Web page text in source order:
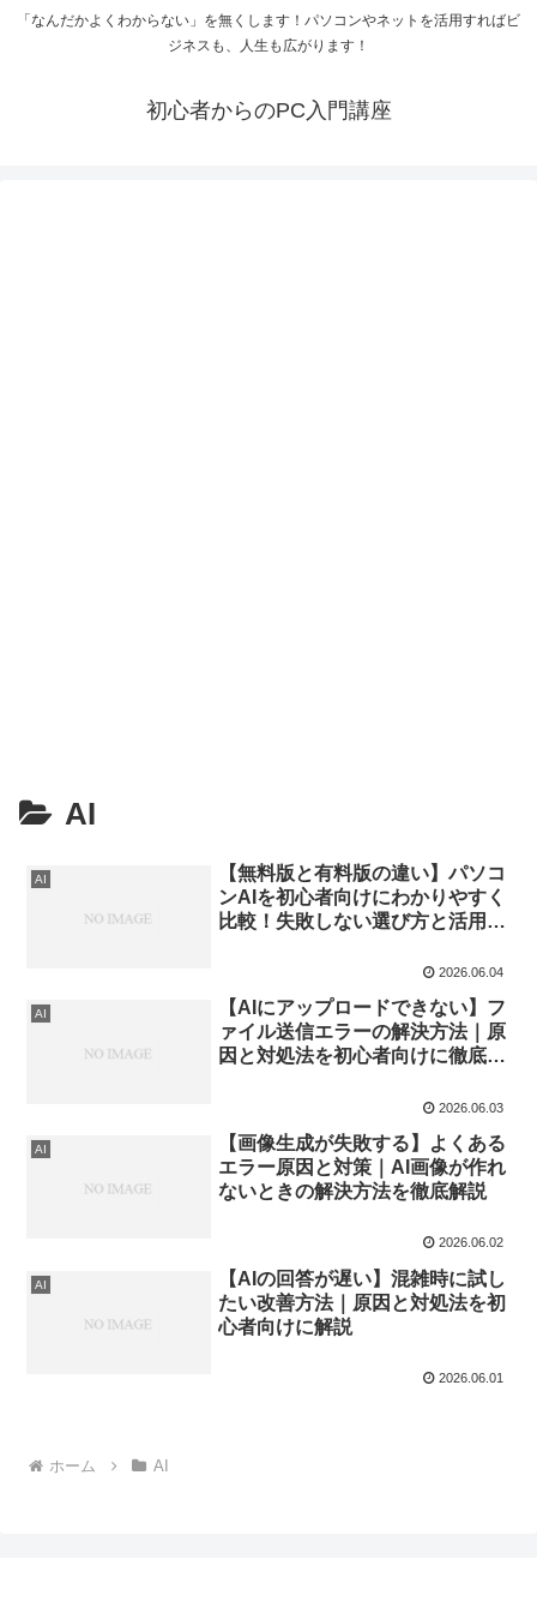
「なんだかよくわからない」を無くします！パソコンやネットを活用すればビ
ジネスも、人生も広がります！
初心者からのPC入門講座
AI
AI
【無料版と有料版の違い】パソコ
ンAIを初心者向けにわかりやすく
比較！失敗しない選び方と活用方
2026.06.04
AI
【AIにアップロードできない】フ
ァイル送信エラーの解決方法｜原
因と対処法を初心者向けに徹底解
2026.06.03
AI
【画像生成が失敗する】よくある
エラー原因と対策｜AI画像が作れ
ないときの解決方法を徹底解説
2026.06.02
AI
【AIの回答が遅い】混雑時に試し
たい改善方法｜原因と対処法を初
心者向けに解説
2026.06.01
ホーム AI